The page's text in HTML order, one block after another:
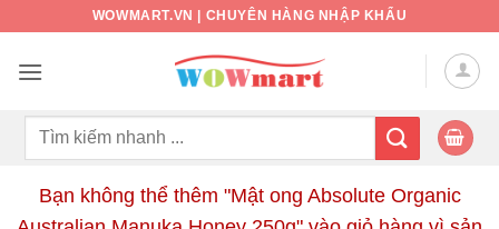
nội
WOWMART.VN | CHUYÊN HÀNG NHẬP KHẨU
Tìm
Bạn không thể thêm "Mật ong Absolute Organic